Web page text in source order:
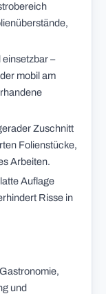
einsetzbar –
mobil am
Zuschnitt
Folienstücke,
Arbeiten.
Auflage
Risse in
und